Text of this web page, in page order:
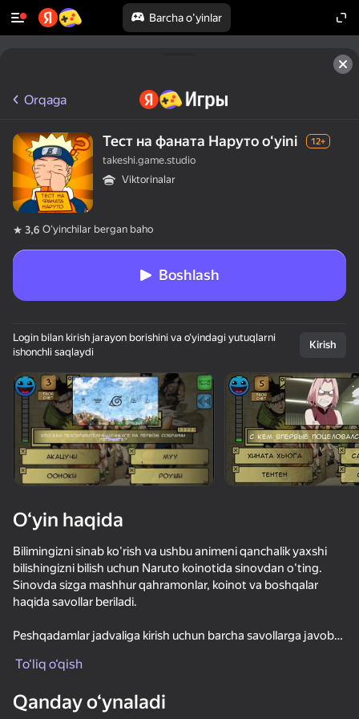
Barcha o'yinlar
Qurilmani aylantiring
O‘yinlar faqat gorizontal
oriyentatsiyasida ishlaydi
Orqaga
Тест на фаната Наруто oʻyini 12+
takeshi.game.studio
Viktorinalar
3,6 Oʻyinchilar bergan baho
Boshlash
Login bilan kirish jarayon borishini va o‘yindagi yutuqlarni
ishonchli saqlaydi
Kirish
O‘yin haqida
Bilimingizni sinab ko'rish va ushbu animeni qanchalik yaxshi
bilishingizni bilish uchun Naruto koinotida sinovdan o'ting.
Sinovda sizga mashhur qahramonlar, koinot va boshqalar
haqida savollar beriladi.
Peshqadamlar jadvaliga kirish uchun barcha savollarga javob
To‘liq o‘qish
Qanday o‘ynaladi